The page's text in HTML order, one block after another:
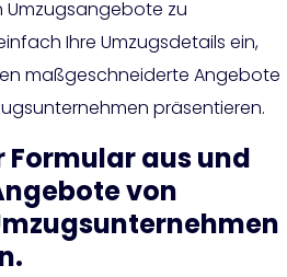
Umzugsangebote zu
Ihre Umzugsdetails ein,
maßgeschneiderte Angebote
präsentieren.
Formular aus und
von